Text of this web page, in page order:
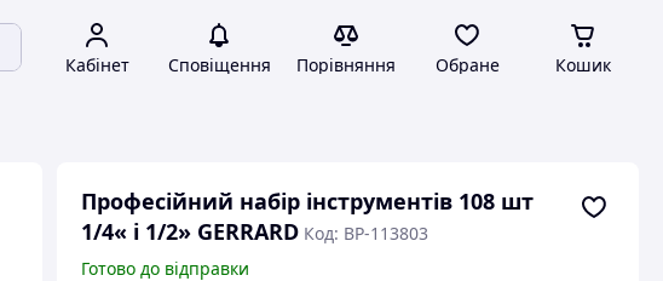
Кабінет Сповіщення Порівняння Обране Кошик
Професійний набір інструментів 108 шт
1/4« і 1/2» GERRARD Код: BP-113803
Готово до відправки